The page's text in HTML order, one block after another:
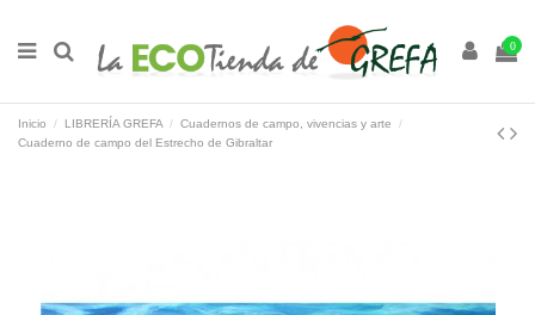
0
Inicio LIBRERÍA GREFA
Cuadernos de campo, vivencias y arte
Cuaderno de campo del Estrecho de Gibraltar